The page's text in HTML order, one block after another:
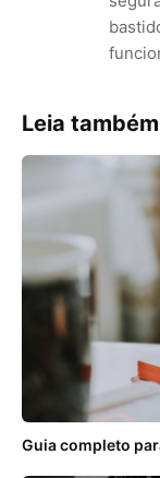
Leia também
Guia completo